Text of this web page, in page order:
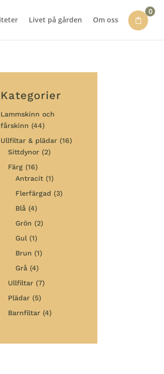
Livet på gården Om oss
0
Kategorier
Lammskinn och
fårskinn (44)
Ullfiltar & plädar (16)
Sittdynor (2)
Färg (16)
Antracit (1)
Flerfärgad (3)
Blå (4)
Grön (2)
Gul (1)
Brun (1)
Grå (4)
Ullfiltar (7)
Plädar (5)
Barnfiltar (4)